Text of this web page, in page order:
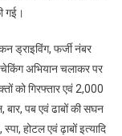
गई।
ड्राइविंग, फर्जी नंबर
अभियान चलाकर पर
को गिरफ्तार एवं 2,000
बार, पब एवं ढाबों की सघन
होटल एवं ढ़ाबों इत्यादि